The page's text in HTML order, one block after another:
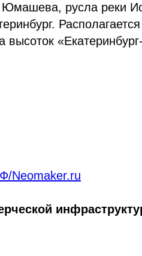
русла реки
высоток
Neomaker.ru